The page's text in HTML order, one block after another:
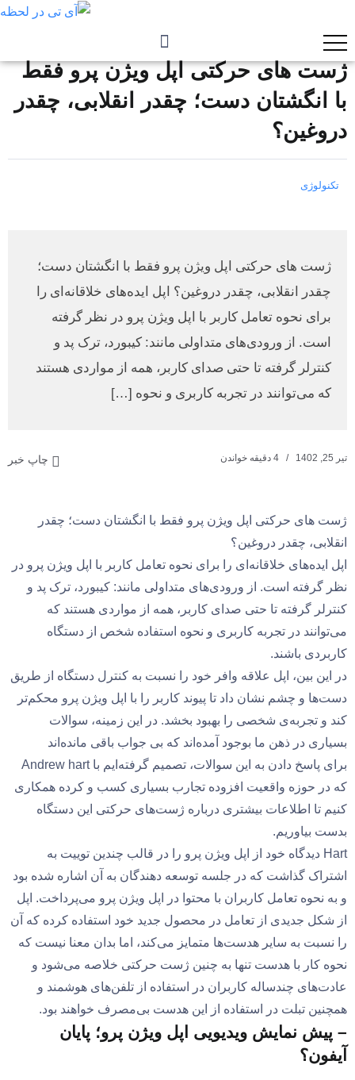
ژست های حرکتی اپل ویژن پرو فقط
با انگشتان دست؛ چقدر انقلابی، چقدر
دروغین؟
تکنولوژی
ژست های حرکتی اپل ویژن پرو فقط با انگشتان دست؛
چقدر انقلابی، چقدر دروغین؟ اپل ایده‌های خلاقانه‌ای را
برای نحوه تعامل کاربر با اپل ویژن پرو در نظر گرفته
است. از ورودی‌های متداولی مانند: کیبورد، ترک پد و
کنترلر گرفته تا حتی صدای کاربر، همه از مواردی هستند
که می‌توانند در تجربه کاربری و نحوه […]
تیر 25, 1402 چاپ خبر
ژست های حرکتی اپل ویژن پرو فقط با انگشتان دست؛ چقدر
انقلابی، چقدر دروغین؟
اپل ایده‌های خلاقانه‌ای را برای نحوه تعامل کاربر با اپل ویژن پرو در
نظر گرفته است. از ورودی‌های متداولی مانند: کیبورد، ترک پد و
کنترلر گرفته تا حتی صدای کاربر، همه از مواردی هستند که
می‌توانند در تجربه کاربری و نحوه استفاده شخص از دستگاه
کاربردی باشند.
در این بین، اپل علاقه وافر خود را نسبت به کنترل دستگاه از طریق
دست‌ها و چشم نشان داد تا پیوند کاربر را با اپل ویژن پرو محکم‌تر
کند و تجربه‌ی شخصی را بهبود بخشد. در این زمینه، سوالات
بسیاری در ذهن ما بوجود آمده‌اند که بی جواب باقی مانده‌اند
برای پاسخ دادن به این سوالات، تصمیم گرفته‌ایم با Andrew hart
که در حوزه واقعیت افزوده تجارب بسیاری کسب و کرده همکاری
کنیم تا اطلاعات بیشتری درباره ژست‌های حرکتی این دستگاه
بدست بیاوریم.
Hart دیدگاه خود از اپل ویژن پرو را در قالب چندین توییت به
اشتراک گذاشت که در جلسه توسعه دهندگان به آن اشاره شده بود
و به نحوه تعامل کاربران با محتوا در اپل ویژن پرو می‌پرداخت. اپل
از شکل جدیدی از تعامل در محصول جدید خود استفاده کرده که آن
را نسبت به سایر هدست‌ها متمایز می‌کند، اما بدان معنا نیست که
نحوه کار با هدست تنها به چنین ژست حرکتی خلاصه می‌شود و
عادت‌های چندساله کاربران در استفاده از تلفن‌های هوشمند و
همچنین تبلت در استفاده از این هدست بی‌مصرف خواهند بود.
– پیش نمایش ویدیویی اپل ویژن پرو؛ پایان
آیفون؟